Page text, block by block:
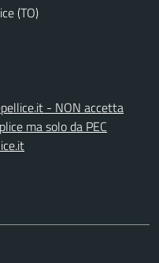
(TO)
- NON accetta
ma solo da PEC